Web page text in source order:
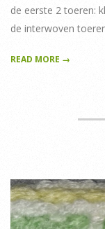
de eerste 2 toeren:
de interwoven
READ MORE →